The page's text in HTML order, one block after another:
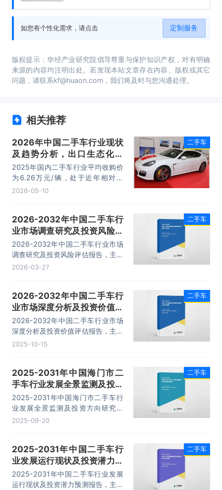
如您有个性化需求，请点击
定制服务
版权提示：华经产业研究院倡导尊重与保护知识产权，对有明确
来源的内容均注明出处。若发现本站文章存在内容、版权或其它
问题，请联系kf@huaon.com，我们将及时与您沟通处理。
相关推荐
2026年中国二手车行业现状
及趋势分析，出口生态化发
展，全球化布局提速「图」
2025年国内二手车行业平均收购价
为6.26万元/辆，处于近年相对低
位。2025年中国二手车市场规模再
2026-05-10
二手车
2026-2032年中国二手车行
业市场调查研究及投资风险评
估报告
2026-2032年中国二手车行业市场
调查研究及投资风险评估报告，主要
包括企业竞争性财务数据分析、发展
2026-03-27
二手车
2026-2032年中国二手车行
业市场深度分析及投资价值评
估报告
2026-2032年中国二手车行业市场
深度分析及投资价值评估报告，主要
包括行业投资机会与风险防范、面临
2025-10-15
二手车
2025-2031年中国海门市二
手车行业发展全景监测及投资
方向研究报告
2025-2031年中国海门市二手车行
业发展全景监测及投资方向研究报
告，主要包括市场投资分析与前景预
2025-09-20
二手车
2025-2031年中国二手车行
业发展运行现状及投资潜力预
测报告
2025-2031年中国二手车行业发展
运行现状及投资潜力预测报告，主要
二手车